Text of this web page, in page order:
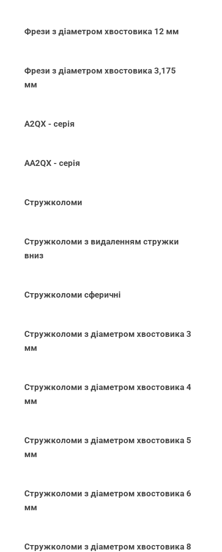
Фрези з діаметром хвостовика 12 мм
Фрези з діаметром хвостовика 3,175
мм
A2QX - серія
AA2QX - серія
Стружколоми
Стружколоми з видаленням стружки
вниз
Стружколоми сферичні
Стружколоми з діаметром хвостовика 3
мм
Стружколоми з діаметром хвостовика 4
мм
Стружколоми з діаметром хвостовика 5
мм
Стружколоми з діаметром хвостовика 6
мм
Стружколоми з діаметром хвостовика 8